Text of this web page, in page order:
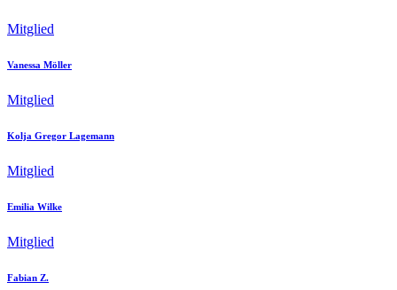
Mitglied
Vanessa Möller
Mitglied
Kolja Gregor Lagemann
Mitglied
Emilia Wilke
Mitglied
Fabian Z.